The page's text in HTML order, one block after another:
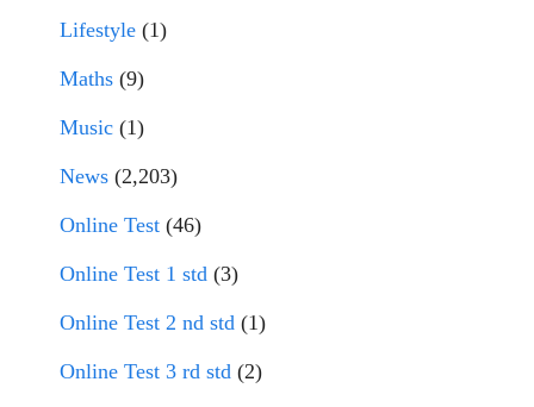
Lifestyle (1)
Maths (9)
Music (1)
News (2,203)
Online Test (46)
Online Test 1 std (3)
Online Test 2 nd std (1)
Online Test 3 rd std (2)